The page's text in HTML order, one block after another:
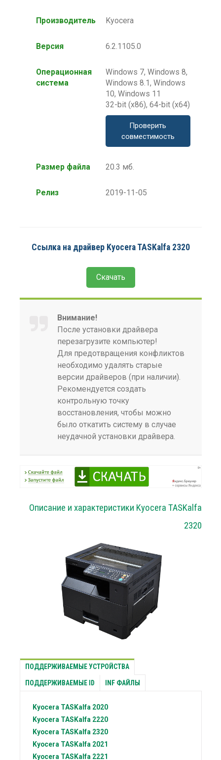
Производитель Kyocera
Версия 6.2.1105.0
Операционная
система
Windows 7, Windows 8,
Windows 8.1, Windows
10, Windows 11
32-bit (x86), 64-bit (x64)
Проверить
совместимость
Размер файла 20.3 мб.
Релиз 2019-11-05
Ссылка на драйвер Kyocera TASKalfa 2320
Скачать
Внимание!
После установки драйвера
перезагрузите компьютер!
Для предотвращения конфликтов
необходимо удалять старые
версии драйверов (при наличии).
Рекомендуется создать
контрольную точку
восстановления, чтобы можно
было откатить систему в случае
неудачной установки драйвера.
Описание и характеристики Kyocera TASKalfa
2320
ПОДДЕРЖИВАЕМЫЕ УСТРОЙСТВА
ПОДДЕРЖИВАЕМЫЕ ID INF ФАЙЛЫ
Kyocera TASKalfa 2020
Kyocera TASKalfa 2220
Kyocera TASKalfa 2320
Kyocera TASKalfa 2021
Kyocera TASKalfa 2221